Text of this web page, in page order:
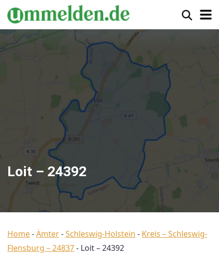
Loit – 24392
Home-Ämter-Schleswig-Holstein - Kreis – Schleswig-
Flensburg – 24837- Loit – 24392